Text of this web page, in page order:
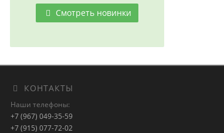
Смотреть новинки
КОНТАКТЫ
Наши телефоны:
+7 (967) 049-35-59
+7 (915) 077-72-02